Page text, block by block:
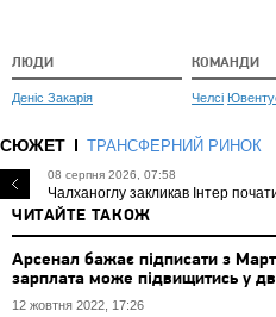
ЛЮДИ
Деніс Закарія
КОМАНДИ
Челсі
СЮЖЕТ ТРАНСФЕРНИЙ РИНОК
08 серпня 2026, 07:58
Чалханоглу закликав Інтер
ЧИТАЙТЕ ТАКОЖ
Арсенал бажає підписати з
зарплата може підвищитись у
12 жовтня 2022, 17:26